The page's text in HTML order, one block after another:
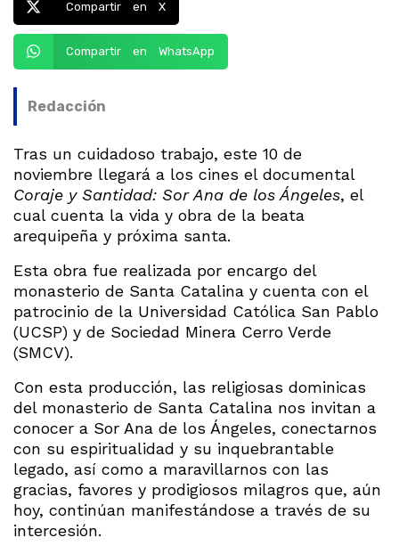
Compartir en X
Compartir en WhatsApp
Redacción
Tras un cuidadoso trabajo, este 10 de
noviembre llegará a los cines el documental
Coraje y Santidad: Sor Ana de los Ángeles, el
cual cuenta la vida y obra de la beata
arequipeña y próxima santa.
Esta obra fue realizada por encargo del
monasterio de Santa Catalina y cuenta con el
patrocinio de la Universidad Católica San Pablo
(UCSP) y de Sociedad Minera Cerro Verde
(SMCV).
Con esta producción, las religiosas dominicas
del monasterio de Santa Catalina nos invitan a
conocer a Sor Ana de los Ángeles, conectarnos
con su espiritualidad y su inquebrantable
legado, así como a maravillarnos con las
gracias, favores y prodigiosos milagros que, aún
hoy, continúan manifestándose a través de su
intercesión.